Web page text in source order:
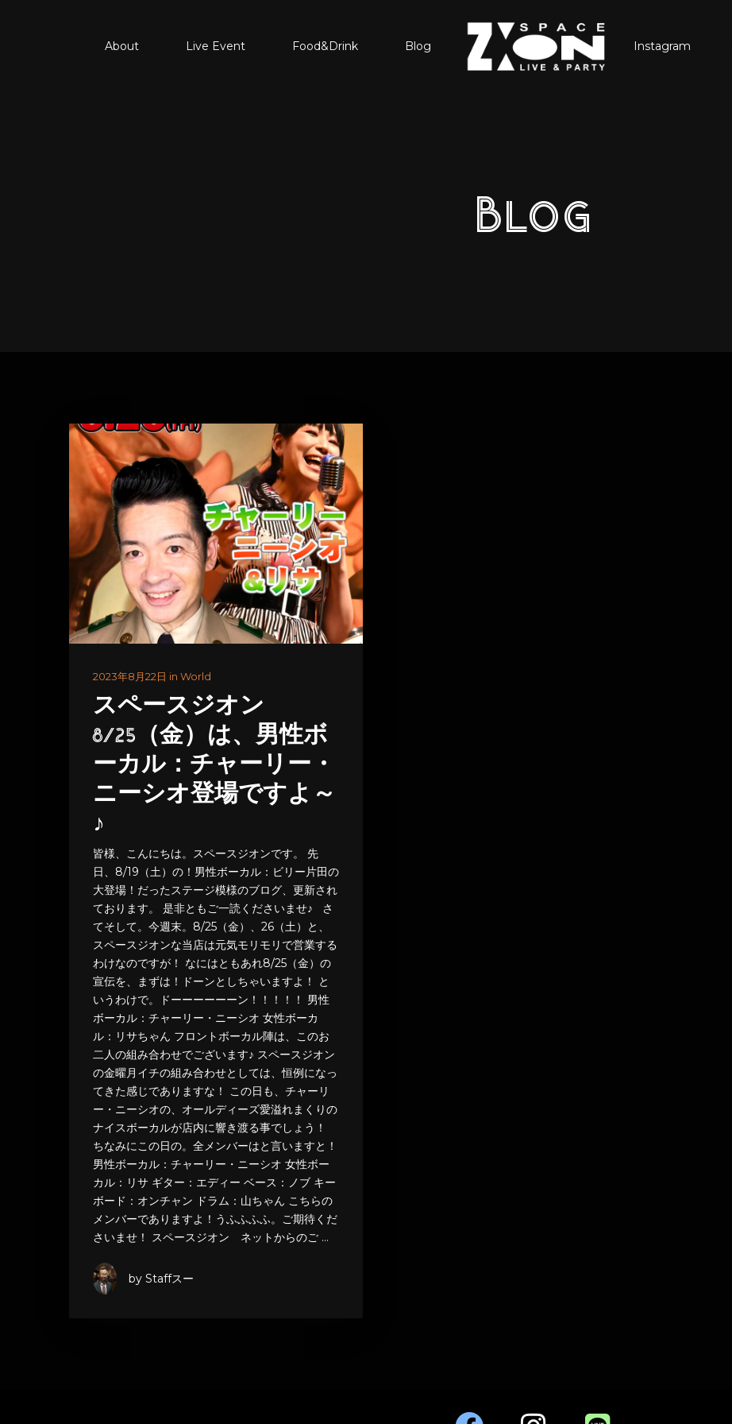
About Live Event Food&Drink Blog Instagram
Blog
2023年8月22日 in World
スペースジオン
8/25（金）は、男性ボ
ーカル：チャーリー・
ニーシオ登場ですよ～
♪
皆様、こんにちは。スペースジオンです。 先
日、8/19（土）の！男性ボーカル：ビリー片田の
大登場！だったステージ模様のブログ、更新され
ております。 是非ともご一読くださいませ♪ さ
てそして。今週末。8/25（金）、26（土）と、
スペースジオンな当店は元気モリモリで営業する
わけなのですが！ なにはともあれ8/25（金）の
宣伝を、まずは！ドーンとしちゃいますよ！ と
いうわけで。ドーーーーーーン！！！！！ 男性
ボーカル：チャーリー・ニーシオ 女性ボーカ
ル：リサちゃん フロントボーカル陣は、このお
二人の組み合わせでございます♪ スペースジオン
の金曜月イチの組み合わせとしては、恒例になっ
てきた感じでありますな！ この日も、チャーリ
ー・ニーシオの、オールディーズ愛溢れまくりの
ナイスボーカルが店内に響き渡る事でしょう！
ちなみにこの日の。全メンバーはと言いますと！
男性ボーカル：チャーリー・ニーシオ 女性ボー
カル：リサ ギター：エディー ベース：ノブ キー
ボード：オンチャン ドラム：山ちゃん こちらの
メンバーでありますよ！うふふふふ。ご期待くだ
さいませ！ スペースジオン ネットからのご …
by Staffスー